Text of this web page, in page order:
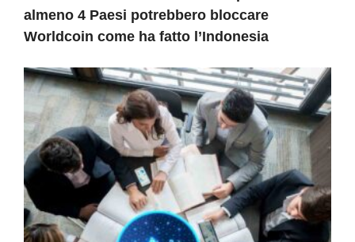
almeno 4 Paesi potrebbero bloccare
Worldcoin come ha fatto l’Indonesia